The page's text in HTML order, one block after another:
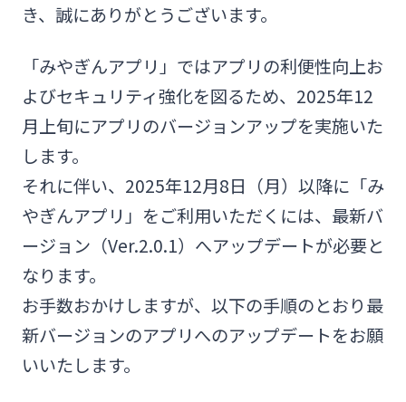
ログオン
みやぎんMikatanoシリーズ
よくあるご質問
English
き、誠にありがとうございます。
「みやぎんアプリ」ではアプリの利便性向上お
よびセキュリティ強化を図るため、2025年12
月上旬にアプリのバージョンアップを実施いた
します。
それに伴い、2025年12月8日（月）以降に「み
やぎんアプリ」をご利用いただくには、最新バ
ージョン（Ver.2.0.1）へアップデートが必要と
なります。
お手数おかけしますが、以下の手順のとおり最
新バージョンのアプリへのアップデートをお願
いいたします。